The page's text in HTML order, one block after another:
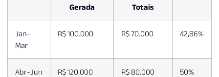
Gerada
Totais
Jan-
Mar
R$ 100.000 R$ 70.000 42,86%
Abr-Jun R$ 120.000 R$ 80.000 50%